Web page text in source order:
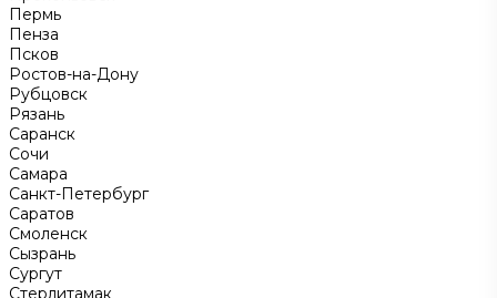
Пермь
Пенза
Псков
Ростов-на-Дону
Рубцовск
Рязань
Саранск
Сочи
Самара
Санкт-Петербург
Саратов
Смоленск
Сызрань
Сургут
Стерлитамак